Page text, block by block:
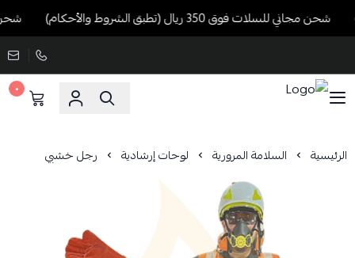
شحن مجاني للسلات فوق 350 ريال (تطبق الشروط والأحكام) شحن
٠
الرئيسية السلامة المرورية لوحات إرشادية رجل خشبي